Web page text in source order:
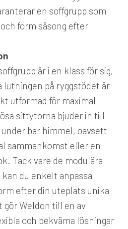
en soffgrupp som
form säsong efter
är i en klass för sig,
lutningen på ryggstödet är
utformad för maximal
sittytorna bjuder in till
bar himmel, oavsett
sammankomst eller en
Tack vare de modulära
du enkelt anpassa
efter din uteplats unika
Weldon till en av
och bekväma lösningar